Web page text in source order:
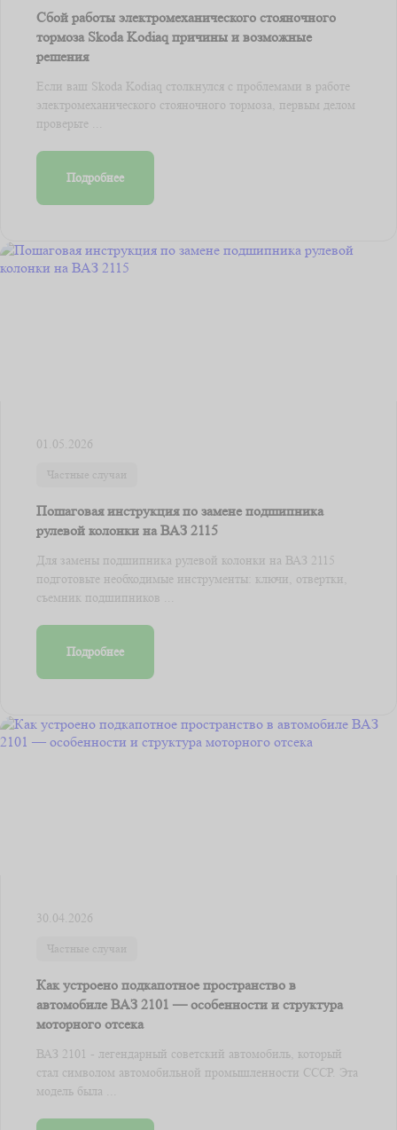
Сбой работы электромеханического стояночного
тормоза Skoda Kodiaq причины и возможные
решения
Если ваш Skoda Kodiaq столкнулся с проблемами в работе
электромеханического стояночного тормоза, первым делом
проверьте ...
Подробнее
01.05.2026
Частные случаи
Пошаговая инструкция по замене подшипника
рулевой колонки на ВАЗ 2115
Для замены подшипника рулевой колонки на ВАЗ 2115
подготовьте необходимые инструменты: ключи, отвертки,
съемник подшипников ...
Подробнее
30.04.2026
Частные случаи
Как устроено подкапотное пространство в
автомобиле ВАЗ 2101 — особенности и структура
моторного отсека
ВАЗ 2101 - легендарный советский автомобиль, который
стал символом автомобильной промышленности СССР. Эта
модель была ...